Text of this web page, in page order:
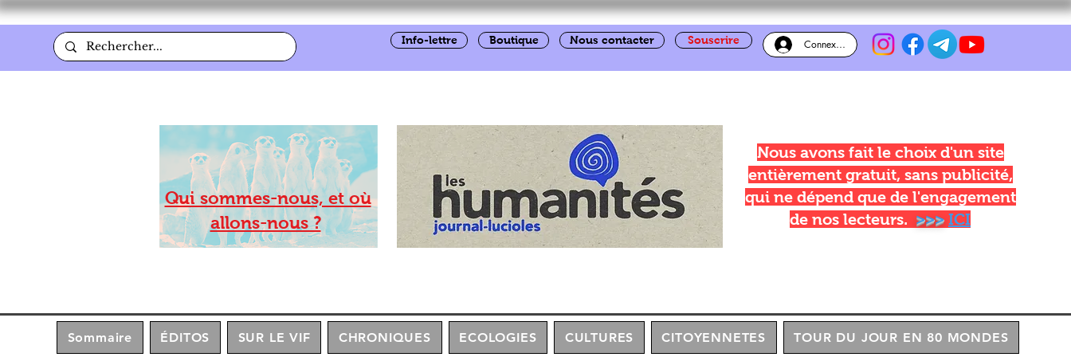
Info-lettre Boutique Nous contacter Souscrire Connexion
Qui sommes-nous, et où
allons-nous ?
Nous avons fait le choix d'un site
entièrement gratuit, sans publicité,
qui ne dépend que de l'engagement
de nos lecteurs. >>> ICI
Sommaire ÉDITOS SUR LE VIF CHRONIQUES ECOLOGIES CULTURES CITOYENNETES TOUR DU JOUR EN 80 MONDES